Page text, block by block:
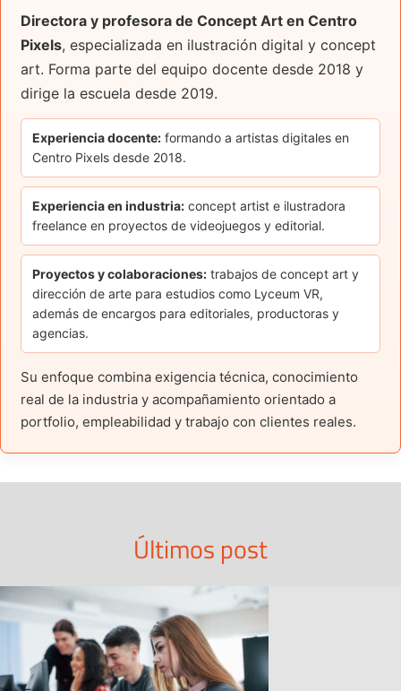
Directora y profesora de Concept Art en Centro
Pixels, especializada en ilustración digital y concept
art. Forma parte del equipo docente desde 2018 y
dirige la escuela desde 2019.
Experiencia docente: formando a artistas digitales en
Centro Pixels desde 2018.
Experiencia en industria: concept artist e ilustradora
freelance en proyectos de videojuegos y editorial.
Proyectos y colaboraciones: trabajos de concept art y
dirección de arte para estudios como Lyceum VR,
además de encargos para editoriales, productoras y
agencias.
Su enfoque combina exigencia técnica, conocimiento
real de la industria y acompañamiento orientado a
portfolio, empleabilidad y trabajo con clientes reales.
Últimos post